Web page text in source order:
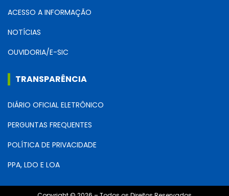
ACESSO A INFORMAÇÃO
NOTÍCIAS
OUVIDORIA/E-SIC
TRANSPARÊNCIA
DIÁRIO OFICIAL ELETRÔNICO
PERGUNTAS FREQUENTES
POLÍTICA DE PRIVACIDADE
PPA, LDO E LOA